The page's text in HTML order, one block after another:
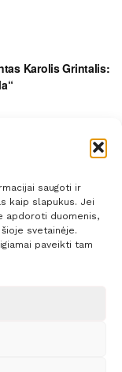
saugoti ir
kaip slapukus. Jei
apdoroti duomenis,
svetainėje.
paveikti tam
Karolis Grintalis: